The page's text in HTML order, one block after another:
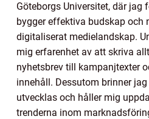
Göteborgs Universitet, där jag
bygger effektiva budskap och
digitaliserat medielandskap.
mig erfarenhet av att skriva
nyhetsbrev till kampanjtexter
innehåll. Dessutom brinner
utvecklas och håller mig
trenderna inom